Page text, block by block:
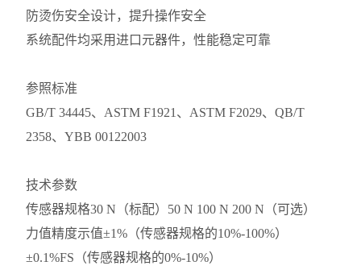
防烫伤安全设计，提升操作安全
系统配件均采用进口元器件，性能稳定可靠
参照标准
GB/T 34445、ASTM F1921、ASTM F2029、QB/T
2358、YBB 00122003
技术参数
传感器规格30 N（标配）50 N 100 N 200 N（可选）
力值精度示值±1%（传感器规格的10%-100%）
±0.1%FS（传感器规格的0%-10%）